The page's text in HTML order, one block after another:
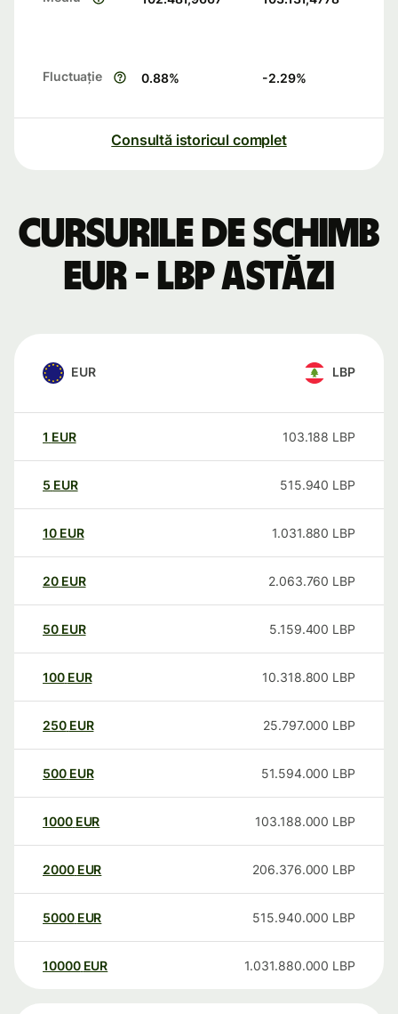
Fluctuație 0.88% -2.29%
Consultă istoricul complet
Cursurile de schimb
EUR - LBP astăzi
EUR LBP
1 EUR 103.188 LBP
5 EUR 515.940 LBP
10 EUR 1.031.880 LBP
20 EUR 2.063.760 LBP
50 EUR 5.159.400 LBP
100 EUR 10.318.800 LBP
250 EUR 25.797.000 LBP
500 EUR 51.594.000 LBP
1000 EUR 103.188.000 LBP
2000 EUR 206.376.000 LBP
5000 EUR 515.940.000 LBP
10000 EUR 1.031.880.000 LBP